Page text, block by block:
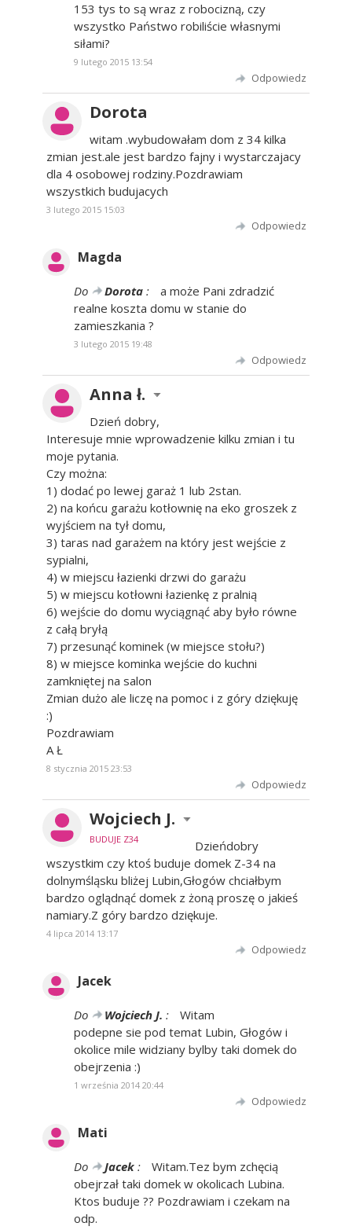
153 tys to są wraz z robocizną, czy
wszystko Państwo robiliście własnymi
siłami?
9 lutego 2015 13:54
Odpowiedz
Dorota
witam .wybudowałam dom z 34 kilka
zmian jest.ale jest bardzo fajny i wystarczajacy
dla 4 osobowej rodziny.Pozdrawiam
wszystkich budujacych
3 lutego 2015 15:03
Odpowiedz
Magda
Do Dorota :
a może Pani zdradzić
realne koszta domu w stanie do
zamieszkania ?
3 lutego 2015 19:48
Odpowiedz
Anna ł.
Dzień dobry,
Interesuje mnie wprowadzenie kilku zmian i tu
moje pytania.
Czy można:
1) dodać po lewej garaż 1 lub 2stan.
2) na końcu garażu kotłownię na eko groszek z
wyjściem na tył domu,
3) taras nad garażem na który jest wejście z
sypialni,
4) w miejscu łazienki drzwi do garażu
5) w miejscu kotłowni łazienkę z pralnią
6) wejście do domu wyciągnąć aby było równe
z całą bryłą
7) przesunąć kominek (w miejsce stołu?)
8) w miejsce kominka wejście do kuchni
zamkniętej na salon
Zmian dużo ale liczę na pomoc i z góry dziękuję
:)
Pozdrawiam
A Ł
8 stycznia 2015 23:53
Odpowiedz
Wojciech J.
BUDUJE Z34
Dzieńdobry
wszystkim czy ktoś buduje domek Z-34 na
dolnymśląsku bliżej Lubin,Głogów chciałbym
bardzo oglądnąć domek z żoną proszę o jakieś
namiary.Z góry bardzo dziękuje.
4 lipca 2014 13:17
Odpowiedz
Jacek
Do Wojciech J. :
Witam
podepne sie pod temat Lubin, Głogów i
okolice mile widziany bylby taki domek do
obejrzenia :)
1 września 2014 20:44
Odpowiedz
Mati
Do Jacek :
Witam.Tez bym zchęcią
obejrzał taki domek w okolicach Lubina.
Ktos buduje ?? Pozdrawiam i czekam na
odp.